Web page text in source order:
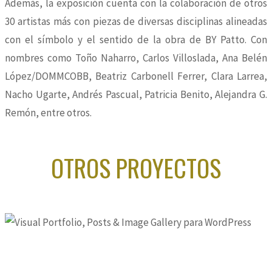
Además, la exposición cuenta con la colaboración de otros
30 artistas más con piezas de diversas disciplinas alineadas
con el símbolo y el sentido de la obra de BY Patto. Con
nombres como Toño Naharro, Carlos Villoslada, Ana Belén
López/DOMMCOBB, Beatriz Carbonell Ferrer, Clara Larrea,
Nacho Ugarte, Andrés Pascual, Patricia Benito, Alejandra G.
Remón, entre otros.
OTROS PROYECTOS